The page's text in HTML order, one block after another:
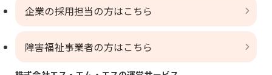
企業の採用担当の方はこちら
障害福祉事業者の方はこちら